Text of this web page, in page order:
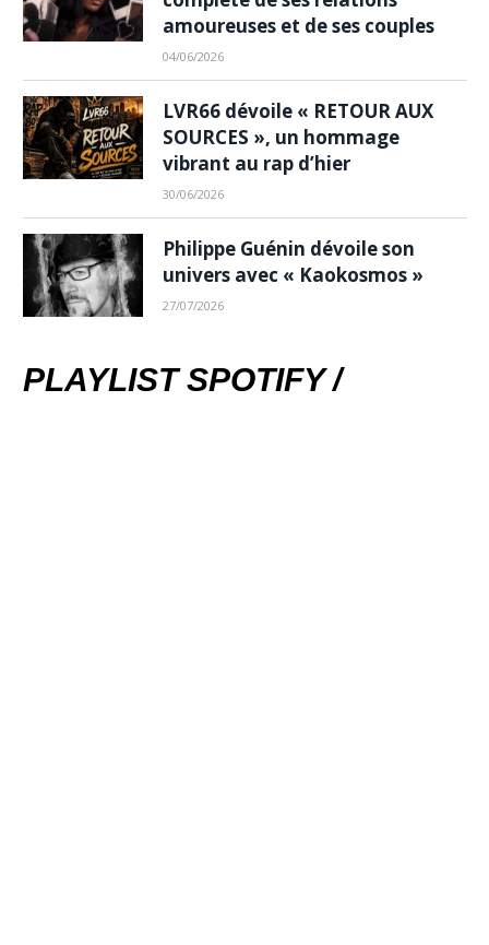
amoureuses et de ses couples
04/06/2026
LVR66 dévoile « RETOUR AUX
SOURCES », un hommage
vibrant au rap d’hier
30/06/2026
Philippe Guénin dévoile son
univers avec « Kaokosmos »
27/07/2026
PLAYLIST SPOTIFY /